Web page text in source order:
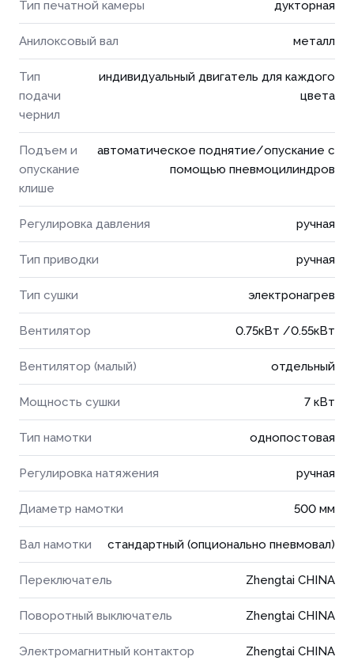
Тип печатной камеры дукторная
Анилоксовый вал металл
Тип
подачи
чернил
индивидуальный двигатель для каждого
цвета
Подъем и
опускание
клише
автоматическое поднятие/опускание с
помощью пневмоцилиндров
Регулировка давления ручная
Тип приводки ручная
Тип сушки электронагрев
Вентилятор 0.75кВт /0.55кВт
Вентилятор (малый) отдельный
Мощность сушки 7 кВт
Тип намотки однопостовая
Регулировка натяжения ручная
Диаметр намотки 500 мм
Вал намотки стандартный (опционально пневмовал)
Переключатель Zhengtai CHINA
Поворотный выключатель Zhengtai CHINA
Электромагнитный контактор Zhengtai CHINA